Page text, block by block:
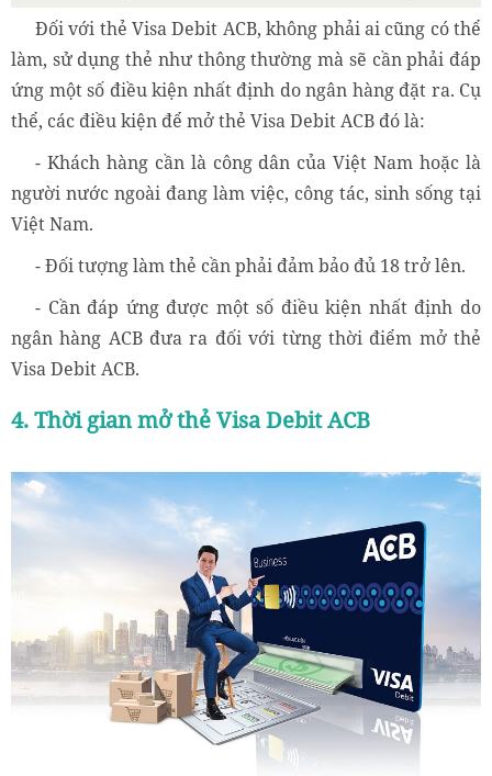
Đối với thẻ Visa Debit ACB, không phải ai cũng có thể
làm, sử dụng thẻ như thông thường mà sẽ cần phải đáp
ứng một số điều kiện nhất định do ngân hàng đặt ra. Cụ
thể, các điều kiện để mở thẻ Visa Debit ACB đó là:
- Khách hàng cần là công dân của Việt Nam hoặc là
người nước ngoài đang làm việc, công tác, sinh sống tại
Việt Nam.
- Đối tượng làm thẻ cần phải đảm bảo đủ 18 trở lên.
- Cần đáp ứng được một số điều kiện nhất định do
ngân hàng ACB đưa ra đối với từng thời điểm mở thẻ
Visa Debit ACB.
4. Thời gian mở thẻ Visa Debit ACB